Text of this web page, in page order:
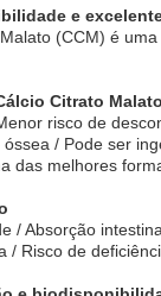
e
(CCM) é
Citrato Malato
risco de
/ Pode ser
das melhores
/ Absorção
/ Risco de